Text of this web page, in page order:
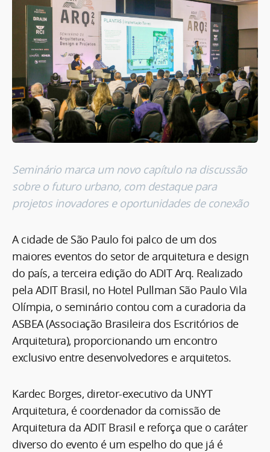
Seminário marca um novo capítulo na discussão
sobre o futuro urbano, com destaque para
projetos inovadores e oportunidades de conexão
A cidade de São Paulo foi palco de um dos
maiores eventos do setor de arquitetura e design
do país, a terceira edição do ADIT Arq. Realizado
pela ADIT Brasil, no Hotel Pullman São Paulo Vila
Olímpia, o seminário contou com a curadoria da
ASBEA (Associação Brasileira dos Escritórios de
Arquitetura), proporcionando um encontro
exclusivo entre desenvolvedores e arquitetos.
Kardec Borges, diretor-executivo da UNYT
Arquitetura, é coordenador da comissão de
Arquitetura da ADIT Brasil e reforça que o caráter
diverso do evento é um espelho do que já é